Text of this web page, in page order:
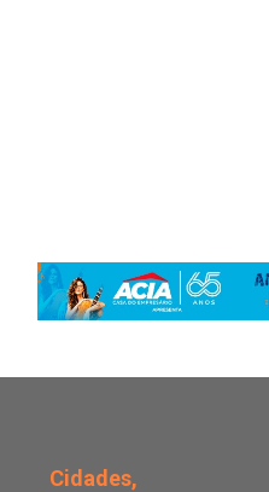
Cidades,